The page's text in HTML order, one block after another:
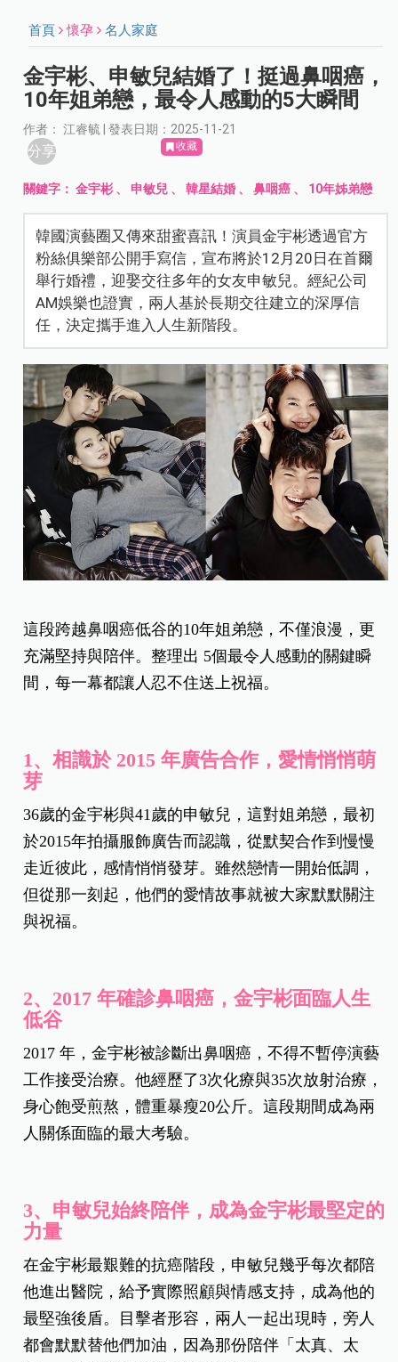
首頁 懷孕 名人家庭
金宇彬、申敏兒結婚了！挺過鼻咽癌，
10年姐弟戀，最令人感動的5大瞬間
作者： 江睿毓 | 發表日期：2025-11-21
分享 收藏
關鍵字：金宇彬 、申敏兒 、韓星結婚 、鼻咽癌 、 10年姊弟戀
韓國演藝圈又傳來甜蜜喜訊！演員金宇彬透過官方
粉絲俱樂部公開手寫信，宣布將於12月20日在首爾
舉行婚禮，迎娶交往多年的女友申敏兒。經紀公司
AM娛樂也證實，兩人基於長期交往建立的深厚信
任，決定攜手進入人生新階段。
這段跨越鼻咽癌低谷的10年姐弟戀，不僅浪漫，更
充滿堅持與陪伴。整理出 5個最令人感動的關鍵瞬
間 ，每一幕都讓人忍不住送上祝福。
1、相識於 2015 年廣告合作，愛情悄悄萌
芽
36歲的金宇彬與41歲的申敏兒，這對姐弟戀，最初
於2015年拍攝服飾廣告而認識，從默契合作到慢慢
走近彼此，感情悄悄發芽。雖然戀情一開始低調，
但從那一刻起，他們的愛情故事就被大家默默關注
與祝福。
2、 2017年確診鼻咽癌，金宇彬面臨人生
低谷
2017年，金宇彬被診斷出鼻咽癌，不得不暫停演藝
工作接受治療。他經歷了3次化療與35次放射治療，
身心飽受煎熬，體重暴瘦20公斤。這段期間成為兩
人關係面臨的最大考驗。
3、申敏兒始終陪伴，成為金宇彬最堅定的
力量
在金宇彬最艱難的抗癌階段，申敏兒幾乎每次都陪
他進出醫院，給予實際照顧與情感支持，成為他的
最堅強後盾。目擊者形容，兩人一起出現時，旁人
都會默默替他們加油，因為那份陪伴「太真、太